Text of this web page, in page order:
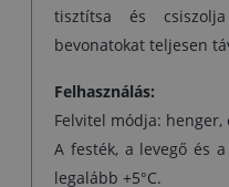
tisztítsa és
bevonatokat teljesen
Felhasználás:
Felvitel módja: henger,
A festék, a levegő és
legalább +5°C.